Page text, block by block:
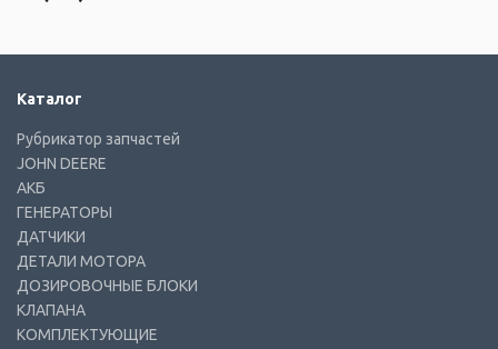
Каталог
Рубрикатор запчастей
JOHN DEERE
АКБ
ГЕНЕРАТОРЫ
ДАТЧИКИ
ДЕТАЛИ МОТОРА
ДОЗИРОВОЧНЫЕ БЛОКИ
КЛАПАНА
КОМПЛЕКТУЮЩИЕ